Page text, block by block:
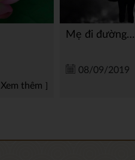
Xem thêm
Mẹ đi
08/09/2019